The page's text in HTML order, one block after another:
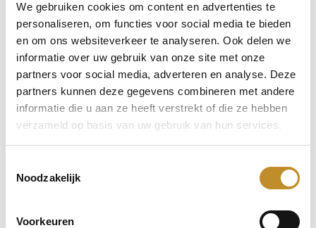
We gebruiken cookies om content en advertenties te
personaliseren, om functies voor social media te bieden
en om ons websiteverkeer te analyseren. Ook delen we
informatie over uw gebruik van onze site met onze
partners voor social media, adverteren en analyse. Deze
partners kunnen deze gegevens combineren met andere
informatie die u aan ze heeft verstrekt of die ze hebben
verzameld op basis van uw gebruik van hun services.
Noodzakelijk
Voorkeuren